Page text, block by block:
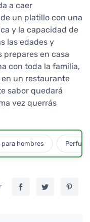
a caer
un platillo con una
y la capacidad de
las edades y
prepares en casa
con toda la familia,
un restaurante
sabor quedará
vez querrás
hombres